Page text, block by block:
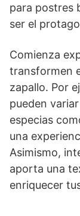
para postres
ser el
Comienza
transformen
zapallo. Por
pueden
especias
una
Asimismo,
aporta una
enriquecer